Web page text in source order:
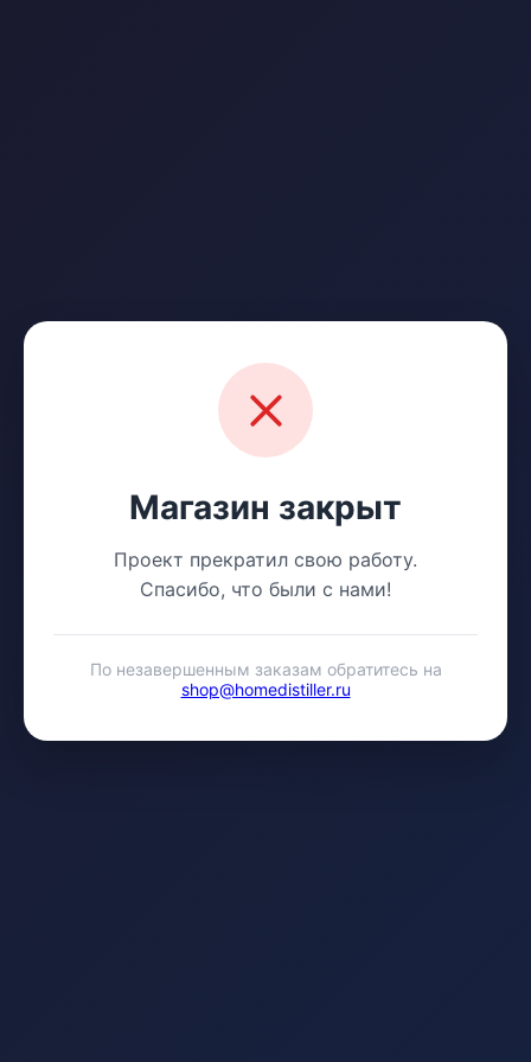
Магазин закрыт
Проект прекратил свою работу.
Спасибо, что были с нами!
По незавершенным заказам обратитесь на
shop@homedistiller.ru